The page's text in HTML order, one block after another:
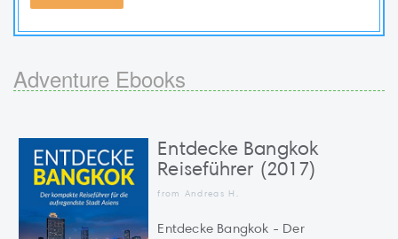
Adventure Ebooks
Entdecke Bangkok
Reiseführer (2017)
from Andreas H.
Entdecke Bangkok - Der